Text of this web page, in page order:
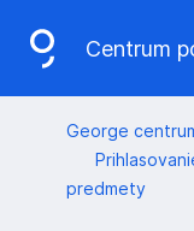
e
Centrum
George
predmety